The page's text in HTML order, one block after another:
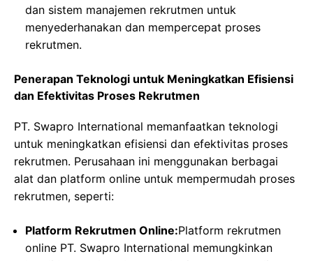
dan sistem manajemen rekrutmen untuk
menyederhanakan dan mempercepat proses
rekrutmen.
Penerapan Teknologi untuk Meningkatkan Efisiensi
dan Efektivitas Proses Rekrutmen
PT. Swapro International memanfaatkan teknologi
untuk meningkatkan efisiensi dan efektivitas proses
rekrutmen. Perusahaan ini menggunakan berbagai
alat dan platform online untuk mempermudah proses
rekrutmen, seperti:
Platform Rekrutmen Online:Platform rekrutmen
online PT. Swapro International memungkinkan